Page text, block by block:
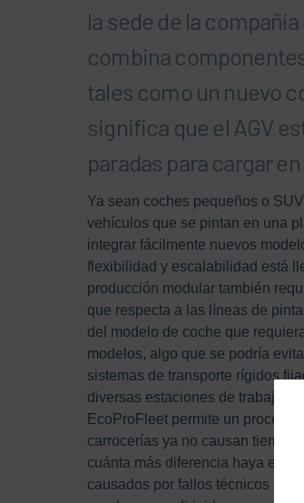
la sede de la
combina
tales como un nuevo
significa que el AGV
paradas para cargar
Ya sean coches pequeños o
vehículos que se pintan en una
integrar fácilmente nuevos
flexibilidad y escalabilidad está
producción modular también
que respecta a las líneas de
del modelo de coche que
modelos, algo que se podría
sistemas de transporte rígidos
diversas estaciones de trabajo,
EcoProFleet permite un proceso
carrocerías ya no causan
cuánta más diferencia haya en
causados por fallos técnicos